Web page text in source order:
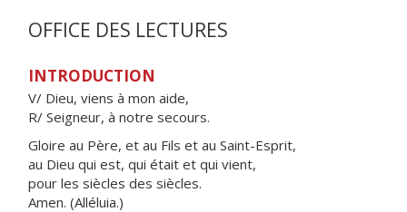
OFFICE DES LECTURES
INTRODUCTION
V/ Dieu, viens à mon aide,
R/ Seigneur, à notre secours.
Gloire au Père, et au Fils et au Saint-Esprit,
au Dieu qui est, qui était et qui vient,
pour les siècles des siècles.
Amen. (Alléluia.)